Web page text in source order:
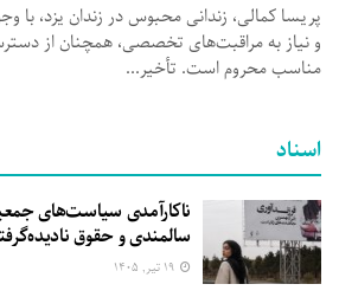
پریسا کمالی، زندانی محبوس در زندان یزد، با
و نیاز به مراقبت‌های تخصصی، همچنان از
مناسب محروم است. تأخیر...
اسناد
ناکارآمدی سیاست‌های
سالمندی و حقوق